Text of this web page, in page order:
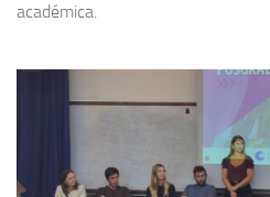
académica.